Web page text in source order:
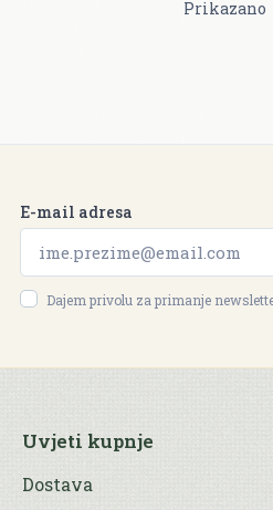
Prikazano
E-mail adresa
Dajem privolu za primanje
Uvjeti kupnje
Dostava